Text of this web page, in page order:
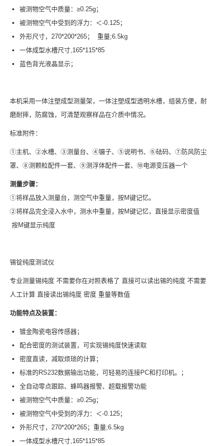
被测物空气中质量：≥0.25g；
被测物空气中受到的浮力：＜-0.125；
外形尺寸，270*200*265； 重量;6.5kg
一体成型水槽尺寸,165*115*85
蓝色背光液晶显示；
本机采用一体注塑成型测量架，一体注塑成型透明水槽，组装方便，耐
磨耐摔，防腐蚀，可清楚观察样品在介质中情况。
标准附件：
①主机、②水槽、③测量台、④镊子、⑤说明书、⑥砝码、⑦防风防尘
罩、⑧测颗粒配件一套、⑨测浮体配件一套、⑩电源变压器一个
测量步骤：
①将样品放入测量台，测空气中重量，按M键记忆。
②将样品完全浸入水中，测水中重量，按M键记忆，直接显示密度值
按M键显示纯度
锡锭纯度测试仪
专业测量锡纯度 不需要你在对照表格了 直接可以读出锡的纯度 不需要
人工计算 直接读出锡纯度 密度 重量等数值
功能特点及装置：
镀金陶瓷电容传感器；
配合密度的测试装置，可实现锡纯度快速读取
密度直读，减取烦琐的计算；
标准的RS232数据输出功能，可轻易的连接PC和打印机。；
全自动零点跟踪、蜂鸣器报警、超载报警功能
被测物空气中质量：≥0.25g；
被测物空气中受到的浮力：＜-0.125；
外形尺寸，270*200*265；重量;6.5kg
一体成型水槽尺寸,165*115*85